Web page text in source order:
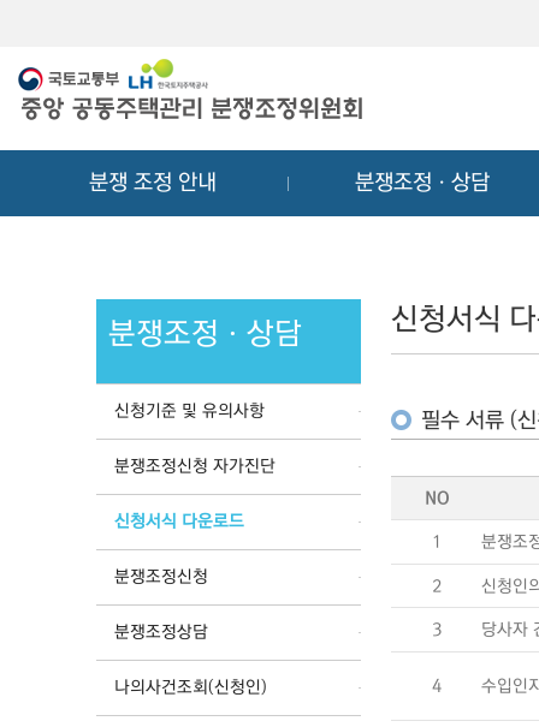
분쟁 조정 안내 분쟁조정ㆍ상담
분쟁조정ㆍ상담
신청기준 및 유의사항
분쟁조정신청 자가진단
신청서식 다운로드
분쟁조정신청
분쟁조정상담
나의사건조회(신청인)
신청서식
필수 서류 (
NO
1 분쟁조
2 신청인
3 당사자
4 수입인